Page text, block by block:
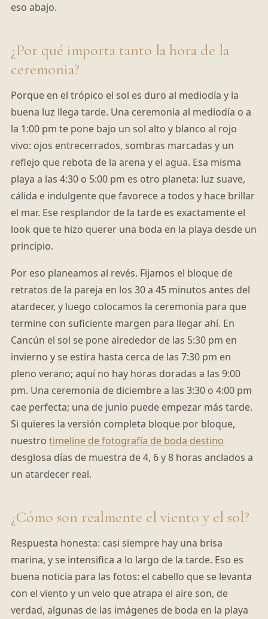
eso abajo.
¿Por qué importa tanto la hora de la
ceremonia?
Porque en el trópico el sol es duro al mediodía y la
buena luz llega tarde. Una ceremonia al mediodía o a
la 1:00 pm te pone bajo un sol alto y blanco al rojo
vivo: ojos entrecerrados, sombras marcadas y un
reflejo que rebota de la arena y el agua. Esa misma
playa a las 4:30 o 5:00 pm es otro planeta: luz suave,
cálida e indulgente que favorece a todos y hace brillar
el mar. Ese resplandor de la tarde es exactamente el
look que te hizo querer una boda en la playa desde un
principio.
Por eso planeamos al revés. Fijamos el bloque de
retratos de la pareja en los 30 a 45 minutos antes del
atardecer, y luego colocamos la ceremonia para que
termine con suficiente margen para llegar ahí. En
Cancún el sol se pone alrededor de las 5:30 pm en
invierno y se estira hasta cerca de las 7:30 pm en
pleno verano; aquí no hay horas doradas a las 9:00
pm. Una ceremonia de diciembre a las 3:30 o 4:00 pm
cae perfecta; una de junio puede empezar más tarde.
Si quieres la versión completa bloque por bloque,
nuestro timeline de fotografía de boda destino
desglosa días de muestra de 4, 6 y 8 horas anclados a
un atardecer real.
¿Cómo son realmente el viento y el sol?
Respuesta honesta: casi siempre hay una brisa
marina, y se intensifica a lo largo de la tarde. Eso es
buena noticia para las fotos: el cabello que se levanta
con el viento y un velo que atrapa el aire son, de
verdad, algunas de las imágenes de boda en la playa